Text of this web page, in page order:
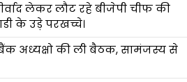
लेकर लौट रहे बीजेपी चीफ की
के उड़े परखच्चे।
बैंक अध्यक्षो की ली बैठक, सामंजस्य से